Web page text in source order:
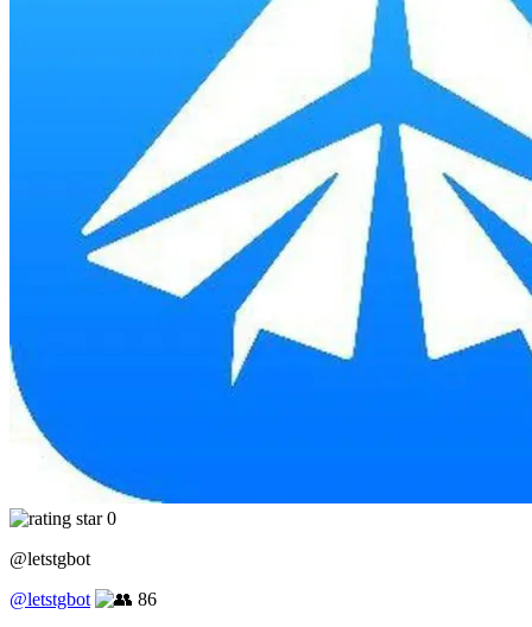
0
@letstgbot
@letstgbot
86